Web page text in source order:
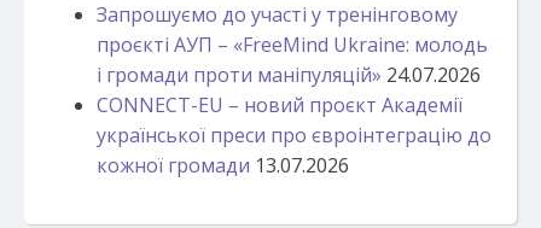
Запрошуємо до участі у тренінговому
проєкті АУП – «FreeMind Ukraine: молодь
і громади проти маніпуляцій» 24.07.2026
CONNECT-EU – новий проєкт Академії
української преси про євроінтеграцію до
кожної громади 13.07.2026